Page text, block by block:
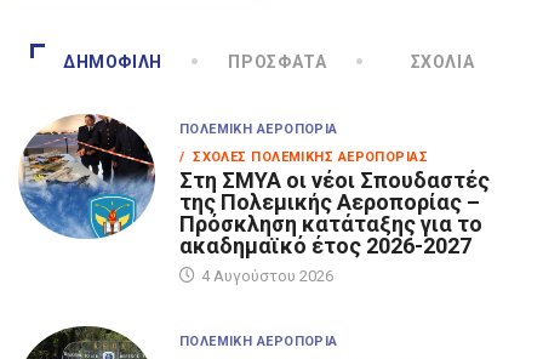
ΔΗΜΟΦΙΛΉ ΠΡΌΣΦΑΤΑ ΣΧΌΛΙΑ
ΠΟΛΕΜΙΚΉ ΑΕΡΟΠΟΡΊΑ
/ ΣΧΟΛΈΣ ΠΟΛΕΜΙΚΉΣ ΑΕΡΟΠΟΡΊΑΣ
Στη ΣΜΥΑ οι νέοι Σπουδαστές
της Πολεμικής Αεροπορίας –
Πρόσκληση κατάταξης για το
ακαδημαϊκό έτος 2026-2027
4 Αυγούστου 2026
ΠΟΛΕΜΙΚΉ ΑΕΡΟΠΟΡΊΑ